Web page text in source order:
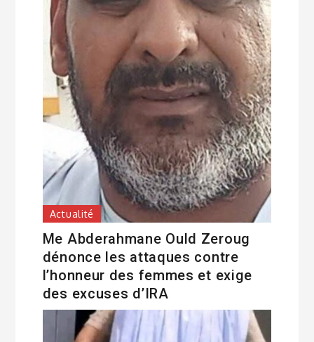
Actualité
Me Abderahmane Ould Zeroug
dénonce les attaques contre
l’honneur des femmes et exige
des excuses d’IRA